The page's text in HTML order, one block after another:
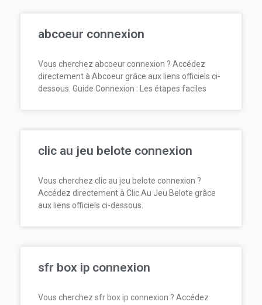
abcoeur connexion
Vous cherchez abcoeur connexion ? Accédez
directement à Abcoeur grâce aux liens officiels ci-
dessous. Guide Connexion : Les étapes faciles
clic au jeu belote connexion
Vous cherchez clic au jeu belote connexion ?
Accédez directement à Clic Au Jeu Belote grâce
aux liens officiels ci-dessous.
sfr box ip connexion
Vous cherchez sfr box ip connexion ? Accédez